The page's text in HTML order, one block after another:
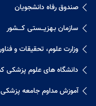
صندوق رفاه دانشجویان
سازمان بـهزیـــستی کــــشور
وزارت علوم، تحقیقات و فناوری
دانشگاه های علوم پزشکی
آموزش مداوم جامعه پزشکی